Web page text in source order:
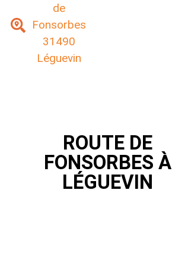
de
Fonsorbes
31490
Léguevin
ROUTE DE
FONSORBES À
LÉGUEVIN